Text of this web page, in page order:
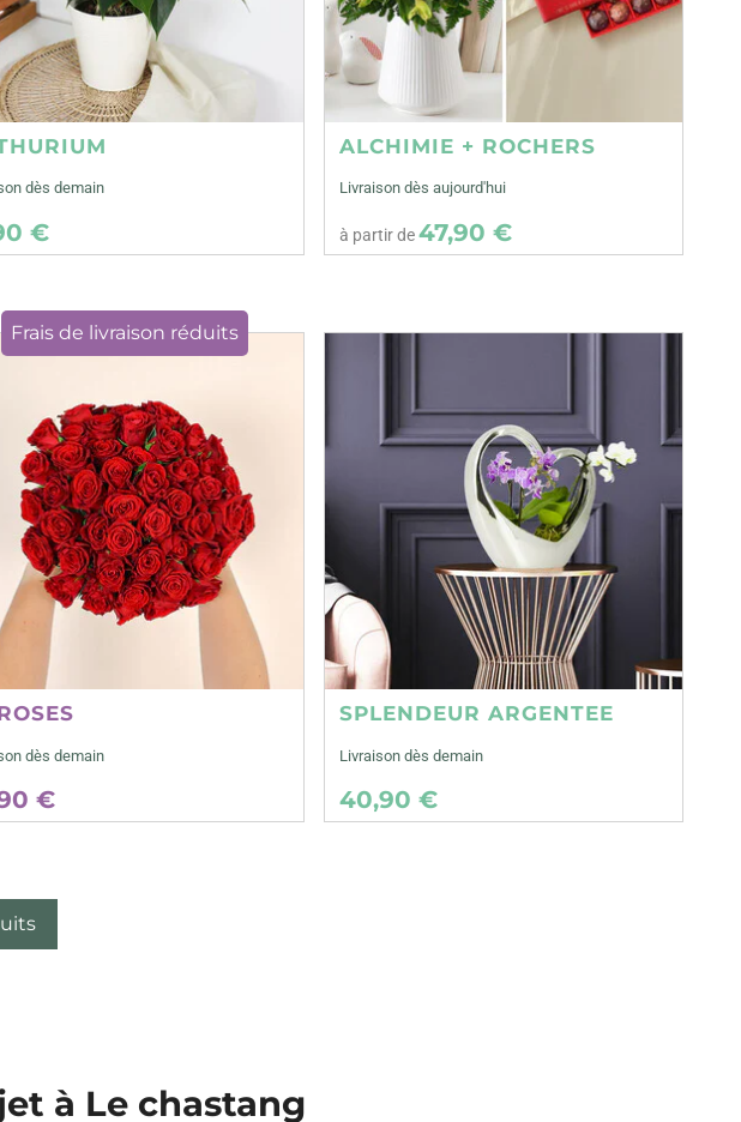
dès demain
€
ALCHIMIE + ROCHERS
Livraison dès aujourd'hui
à partir de47,90 €
Frais de livraison réduits
dès demain
€
SPLENDEUR ARGENTEE
Livraison dès demain
40,90 €
à Le chastang